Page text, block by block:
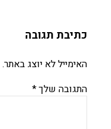
כתיבת תגובה
האימייל לא יוצג באתר.
התגובה שלך*